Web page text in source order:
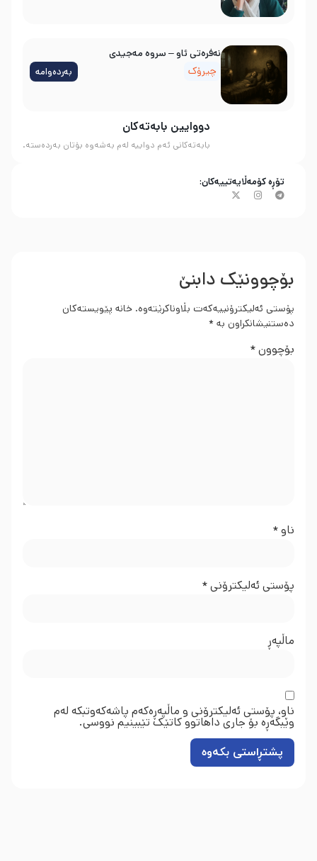
دووایین بابەتەکان
بابەتەکانی ئەم دواییە لەم بەشەوە بۆتان بەردەستە.
نه‌فره‌تی ئاو – سروه‌ مه‌جیدی
چیرۆک
بەردەوامە
تۆڕە کۆمەڵایەتییەکان:
بۆچوونێک دابنێ
پۆستی ئەلیکترۆنییەکەت بڵاوناکرێتەوە. خانە پێویستەکان
دەستنیشانکراون بە *
بۆچوون*
ناو*
پۆستی ئەلیکترۆنی*
ماڵپه‌ڕ
ناو، پۆستی ئەلیکترۆنی و ماڵپەڕەکەم پاشەکەوتبکە لەم
وێبگەڕە بۆ جاری داهاتوو کاتێک تێبینیم نووسی.